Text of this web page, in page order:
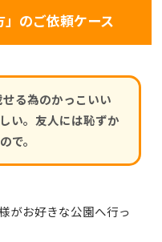
」のご依頼ケース
せる為のかっこいい
い。友人には恥ずか
で。
がお好きな公園へ行っ